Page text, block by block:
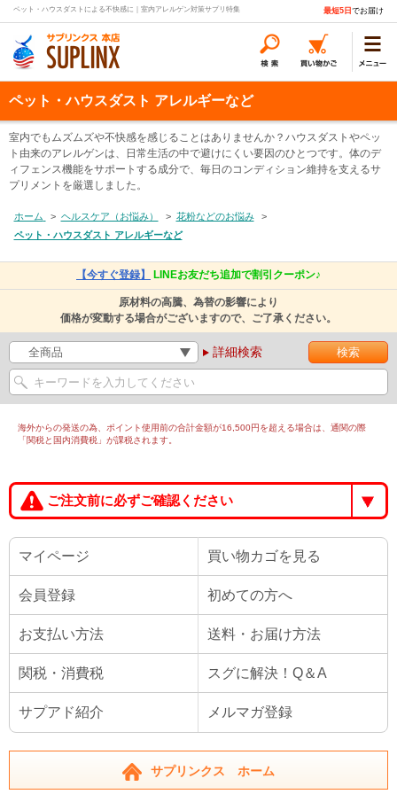
ペット・ハウスダストによる不快感に｜室内アレルゲン対策サプリ特集 最短5日 でお届け
ペット・ハウスダスト アレルギーなど
室内でもムズムズや不快感を感じることはありませんか？ハウスダストやペッ
ト由来のアレルゲンは、日常生活の中で避けにくい要因のひとつです。体のデ
ィフェンス機能をサポートする成分で、毎日のコンディション維持を支えるサ
プリメントを厳選しました。
ホーム > ヘルスケア（お悩み） > 花粉などのお悩み
>
ペット・ハウスダスト アレルギーなど
【今すぐ登録】 LINEお友だち追加で割引クーポン♪
原材料の高騰、為替の影響により
価格が変動する場合がございますので、ご了承ください。
詳細検索
海外からの発送の為、ポイント使用前の合計金額が16,500円を超える場合は、通関の際
「関税と国内消費税」が課税されます。
ご注文前に必ずご確認ください
マイページ 買い物カゴを見る
会員登録 初めての方へ
お支払い方法 送料・お届け方法
関税・消費税 スグに解決！Q＆A
サプアド紹介 メルマガ登録
サプリンクス ホーム